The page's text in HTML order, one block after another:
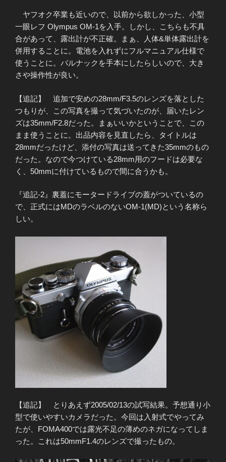
ヤフオク卒業も近いので、以前から欲しかった、小型
一眼レフ Olympus OM-1を入手。しかし、こちらも不具
合があって、露出計が不正確。まぁ、人体&単体露出計を
併用することに。電池を入れずにフルマニュアル仕様で
使うことに。バルナックを手本にしたらしいので、大き
さや操作性が良い。
【追記】 追加で安めの28mm/F3.5のレンズを落とした
つもりが、この写真を撮って気づいたのが、届いたレン
ズは35mm/F2.8だった。まぁいいかということで、この
まま使うことに。出品内容を見直したら、タイトルは
28mmだったけど、添付の写真は送ってきた35mmのもの
だった。なので今つけている28mm用のフードは必要な
く、50mmに付けているもので間に合うかも。
『追記-2』裏蓋にモータードライブの蓋がついているの
で、正式にはMDのラベルのないOM-1(MD)という名称ら
しい。
【追記】 とりあえず2005/02/13の試写結果。予想通り小
型で使いやすいカメラだった。今回は入射式でやってみ
たが、FOMA400では露光不足の薄めのネガになってしま
った。これは50mmF1.4のレンズで撮ったもの。